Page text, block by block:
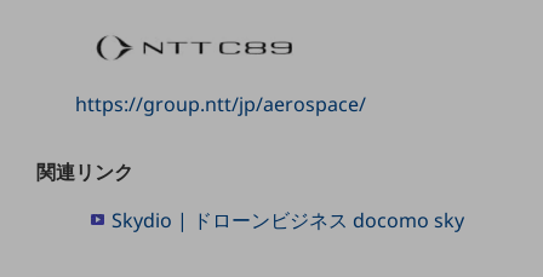
ニュースルームTOP
重要なお知らせ
https://group.ntt/jp/aerospace/
関連リンク
Skydio | ドローンビジネス docomo sky